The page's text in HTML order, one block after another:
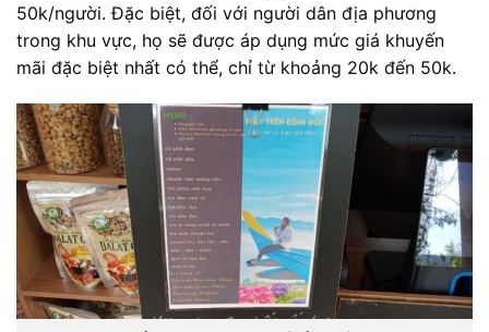
50k/người. Đặc biệt, đối với người dân địa phương
trong khu vực, họ sẽ được áp dụng mức giá khuyến
mãi đặc biệt nhất có thể, chỉ từ khoảng 20k đến 50k.